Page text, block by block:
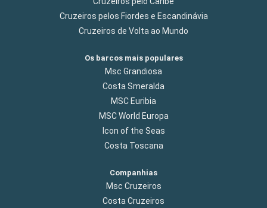
Cruzeiros pelos Fiordes e Escandinávia
Cruzeiros de Volta ao Mundo
Os barcos mais populares
Msc Grandiosa
Costa Smeralda
MSC Euribia
MSC World Europa
Icon of the Seas
Costa Toscana
Companhias
Msc Cruzeiros
Costa Cruzeiros